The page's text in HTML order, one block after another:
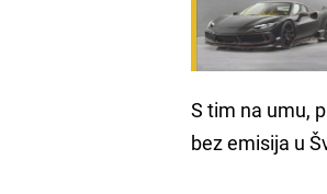
S tim na umu,
bez emisija u